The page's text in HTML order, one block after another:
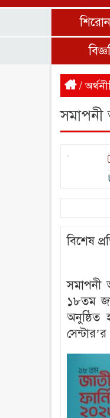
/
সমাপনী
বিশেষ
সমাপনী
১৮তম
অনুষ্ঠিত